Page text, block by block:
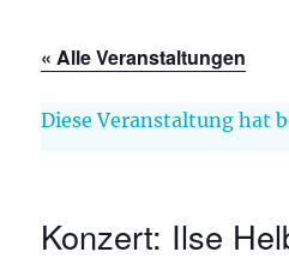
« Alle Veranstaltungen
Diese Veranstaltung hat
Konzert: Ilse